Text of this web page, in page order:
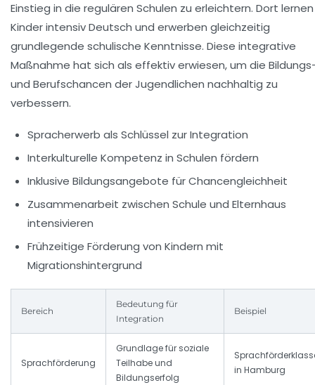
Einstieg in die regulären Schulen zu erleichtern. Dort
Kinder intensiv Deutsch und erwerben gleichzeitig
grundlegende schulische Kenntnisse. Diese integrative
Maßnahme hat sich als effektiv erwiesen, um die
und Berufschancen der Jugendlichen nachhaltig zu
verbessern.
Spracherwerb als Schlüssel zur Integration
Interkulturelle Kompetenz in Schulen fördern
Inklusive Bildungsangebote für Chancengleichheit
Zusammenarbeit zwischen Schule und Elternhaus
intensivieren
Frühzeitige Förderung von Kindern mit
Migrationshintergrund
Bereich
Bedeutung für
Integration
Beispiel
Sprachförderung
Grundlage für soziale
Teilhabe und
Bildungserfolg
in Hamburg